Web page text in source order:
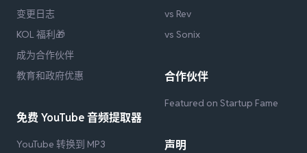
变更日志
KOL 福利🎁
成为合作伙伴
教育和政府优惠
免费 YouTube 音频提取器
YouTube 转换到 MP3
vs Rev
vs Sonix
合作伙伴
Featured on Startup Fame
声明